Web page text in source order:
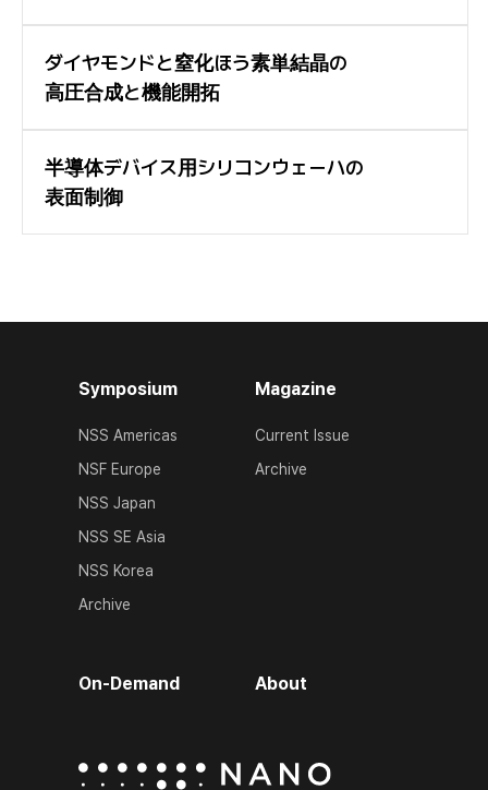
ダイヤモンドと窒化ほう素単結晶の
高圧合成と機能開拓
半導体デバイス用シリコンウェーハの
表面制御
Symposium
NSS Americas
NSF Europe
NSS Japan
NSS SE Asia
NSS Korea
Archive
Magazine
Current Issue
Archive
On-Demand About